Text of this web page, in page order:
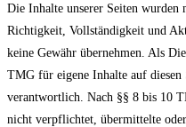
Die Inhalte unserer Seiten
Richtigkeit, Vollständigkeit und
keine Gewähr übernehmen. Als
TMG für eigene Inhalte auf diesen
verantwortlich. Nach §§ 8 bis 10
nicht verpflichtet, übermittelte